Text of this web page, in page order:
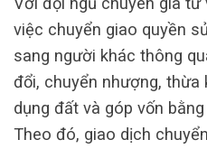
việc chuyển giao quyền
sang người khác thông
đổi, chuyển nhượng,
dụng đất và góp vốn
Theo đó, giao dịch